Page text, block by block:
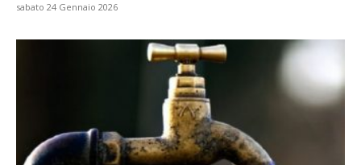
sabato 24 Gennaio 2026